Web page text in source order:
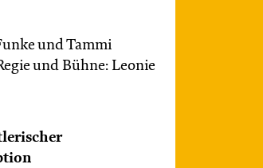
und Tammi
und Bühne: Leonie